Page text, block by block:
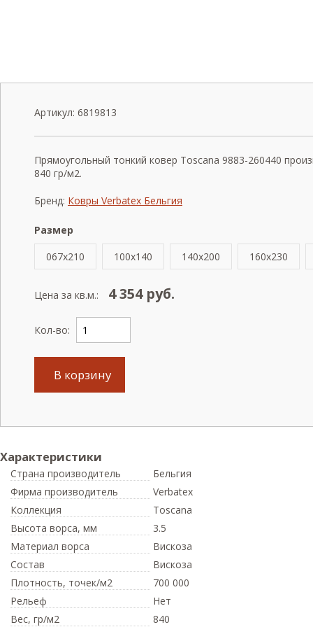
Артикул: 6819813
Прямоугольный тонкий ковер Toscana 9883-260440
840 гр/м2.
Бренд: Ковры Verbatex Бельгия
Размер
067x210
100x140 140x200 160x230
Цена за кв.м.: 4 354 руб.
Кол-во:
В корзину
Характеристики
Страна производитель
Бельгия
Фирма производитель
Verbatex
Коллекция
Toscana
Высота ворса, мм
3.5
Материал ворса
Вискоза
Состав
Вискоза
Плотность, точек/м2
700 000
Рельеф
Нет
Вес, гр/м2 840